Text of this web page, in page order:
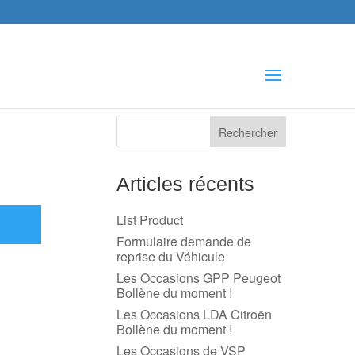
Articles récents
List Product
Formulaire demande de
reprise du Véhicule
Les Occasions GPP Peugeot
Bollène du moment !
Les Occasions LDA Citroën
Bollène du moment !
Les Occasions de VSP